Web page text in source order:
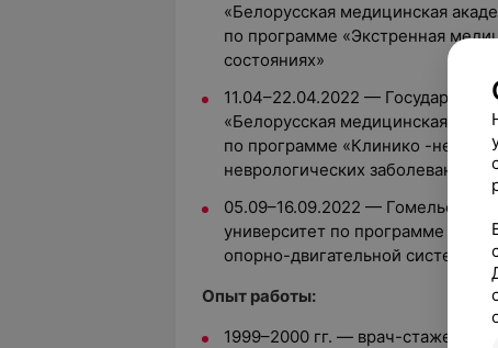
«Белорусская медицинская
по программе «Экстренная
состояниях»
11.04–22.04.2022 —
«Белорусская медицинская
по программе «Клинико -
неврологических заболеваний»
05.09–16.09.2022 — Гомельский
университет по программе
опорно-двигательной системы»
Опыт работы:
1999–2000 гг. — врач-стажер-